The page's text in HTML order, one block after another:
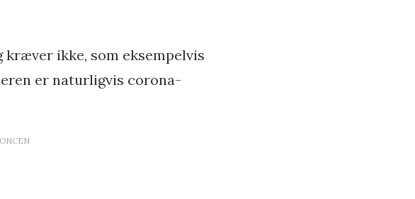
ikke, som eksempelvis
er naturligvis corona-